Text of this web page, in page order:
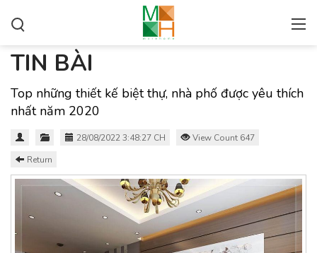
TIN BÀI
Top những thiết kế biệt thự, nhà phố được yêu thích
nhất năm 2020
28/08/2022 3:48:27 CH
View Count 647
Return